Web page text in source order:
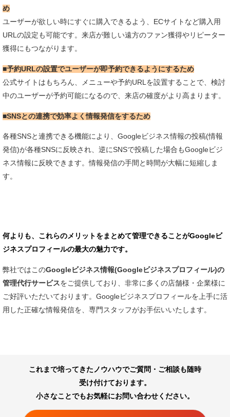
め
ユーザーが欲しい時にすぐに購入できるよう、ECサイトなど購入用
URLの設定も可能です。来店が難しい遠方のファン獲得やリピーター
獲得にもつながります。
■予約URLの設置でユーザーが即予約できるようにするため
公式サイトはもちろん、メニューや予約URLを設置することで、検討
中のユーザーが予約可能になるので、来店の確度がより高まります。
■SNSとの連携で効率よく情報発信をするため
各種SNSと連携できる機能により、Googleビジネス情報の投稿(情報
発信)が各種SNSに反映され、逆にSNSで投稿した場合もGoogleビジ
ネス情報に反映できます。情報発信の手間と時間が大幅に短縮しま
す。
何よりも、これらのメリットをまとめて管理できることがGoogleビ
ジネスプロフィールの最大の魅力です。
弊社ではこのGoogleビジネス情報(Googleビジネスプロフィール)の
管理代行サービスをご提供しており、非常に多くの店舗様・企業様に
ご好評いただいております。 Googleビジネスプロフィールを上手に活
用した正確な情報発信を、専門スタッフがお手伝いいたします。
これまで培ってきたノウハウでご質問・ご相談も随時
受け付けております。
小さなことでもお気軽にお問い合わせください。